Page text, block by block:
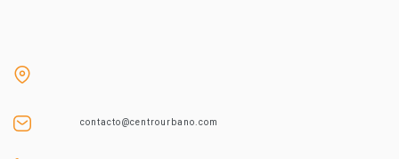
contacto@centrourbano.com